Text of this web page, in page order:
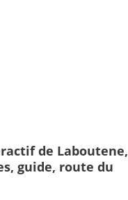
de Laboutene,
guide, route du